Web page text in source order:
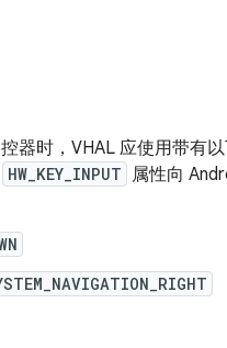
器时，VHAL 应使用带有
HW_KEY_INPUT 属性向